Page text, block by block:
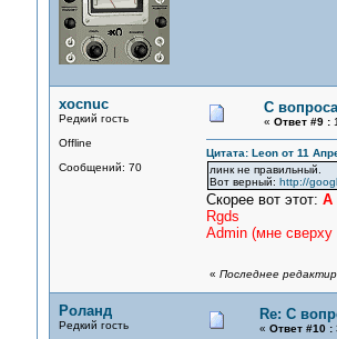
xocnuc
Редкий гость
Offline
Сообщений: 70
С
« Ответ #9 :
Цитата: Leon от 11
линк не правильный.
Вот верный: http://
Скорее вот этот: А
Rgds
Admin (мне
« Последнее
Роланд
Редкий гость
Re: С
« Ответ #10 :